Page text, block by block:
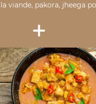
viande, pakora, jheega
+